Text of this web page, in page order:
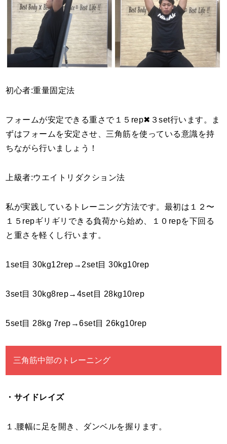
初心者:重量固定法
フォームが安定できる重さで１５rep✖︎３set行います。ま
ずはフォームを安定させ、三角筋を使っている意識を持
ちながら行いましょう！
上級者:ウエイトリダクション法
私が実践しているトレーニング方法です。最初は１２〜
１５repギリギリできる負荷から始め、１０repを下回る
と重さを軽くし行います。
1set目 30kg12rep→2set目 30kg10rep
3set目 30kg8rep→4set目 28kg10rep
5set目 28kg 7rep→6set目 26kg10rep
三角筋中部のトレーニング
・サイドレイズ
１.腰幅に足を開き、ダンベルを握ります。